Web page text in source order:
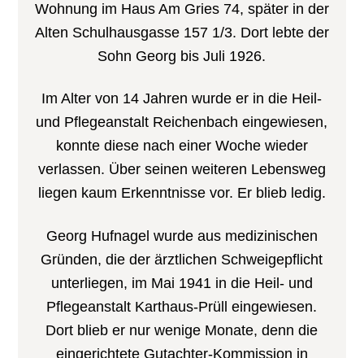
Wohnung im Haus Am Gries 74, später in der
Alten Schulhausgasse 157 1/3. Dort lebte der
Sohn Georg bis Juli 1926.
Im Alter von 14 Jahren wurde er in die Heil-
und Pflegeanstalt Reichenbach eingewiesen,
konnte diese nach einer Woche wieder
verlassen. Über seinen weiteren Lebensweg
liegen kaum Erkenntnisse vor. Er blieb ledig.
Georg Hufnagel wurde aus medizinischen
Gründen, die der ärztlichen Schweigepflicht
unterliegen, im Mai 1941 in die Heil- und
Pflegeanstalt Karthaus-Prüll eingewiesen.
Dort blieb er nur wenige Monate, denn die
eingerichtete Gutachter-Kommission in